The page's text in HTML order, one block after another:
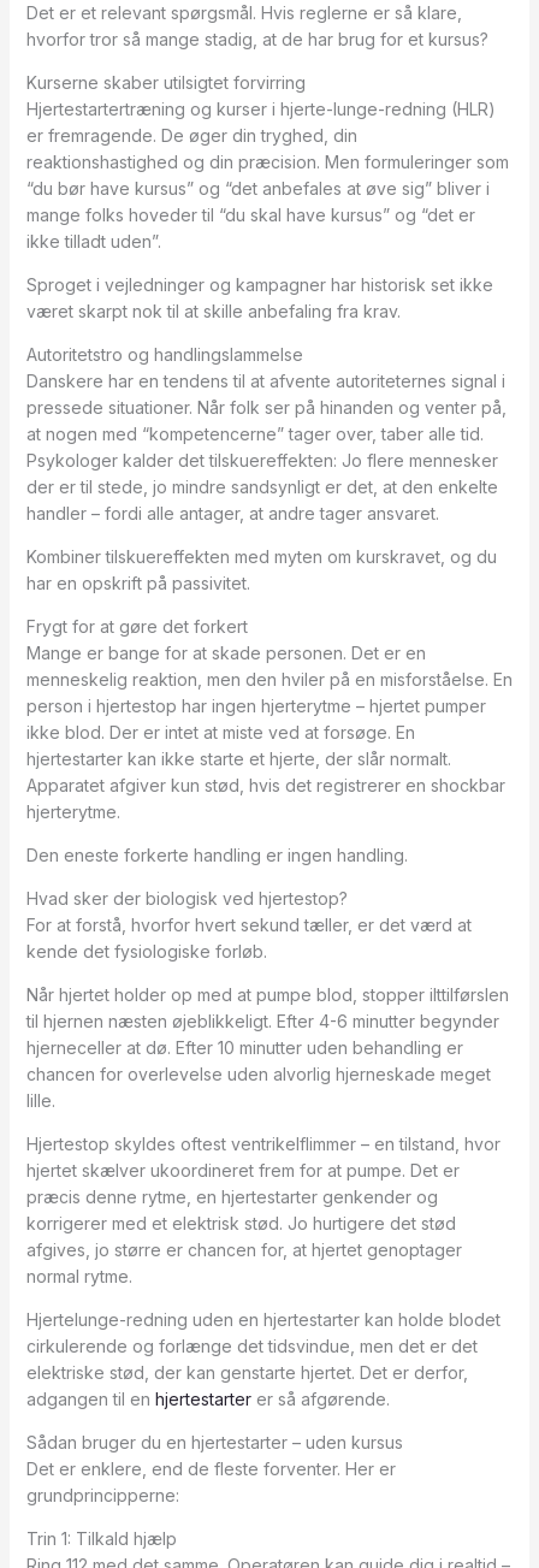
Det er et relevant spørgsmål. Hvis reglerne er så klare,
hvorfor tror så mange stadig, at de har brug for et kursus?
Kurserne skaber utilsigtet forvirring
Hjertestartertræning og kurser i hjerte-lunge-redning (HLR)
er fremragende. De øger din tryghed, din
reaktionshastighed og din præcision. Men formuleringer som
“du bør have kursus” og “det anbefales at øve sig” bliver i
mange folks hoveder til “du skal have kursus” og “det er
ikke tilladt uden”.
Sproget i vejledninger og kampagner har historisk set ikke
været skarpt nok til at skille anbefaling fra krav.
Autoritetstro og handlingslammelse
Danskere har en tendens til at afvente autoriteternes signal i
pressede situationer. Når folk ser på hinanden og venter på,
at nogen med “kompetencerne” tager over, taber alle tid.
Psykologer kalder det tilskuereffekten: Jo flere mennesker
der er til stede, jo mindre sandsynligt er det, at den enkelte
handler – fordi alle antager, at andre tager ansvaret.
Kombiner tilskuereffekten med myten om kurskravet, og du
har en opskrift på passivitet.
Frygt for at gøre det forkert
Mange er bange for at skade personen. Det er en
menneskelig reaktion, men den hviler på en misforståelse. En
person i hjertestop har ingen hjerterytme – hjertet pumper
ikke blod. Der er intet at miste ved at forsøge. En
hjertestarter kan ikke starte et hjerte, der slår normalt.
Apparatet afgiver kun stød, hvis det registrerer en shockbar
hjerterytme.
Den eneste forkerte handling er ingen handling.
Hvad sker der biologisk ved hjertestop?
For at forstå, hvorfor hvert sekund tæller, er det værd at
kende det fysiologiske forløb.
Når hjertet holder op med at pumpe blod, stopper ilttilførslen
til hjernen næsten øjeblikkeligt. Efter 4-6 minutter begynder
hjerneceller at dø. Efter 10 minutter uden behandling er
chancen for overlevelse uden alvorlig hjerneskade meget
lille.
Hjertestop skyldes oftest ventrikelflimmer – en tilstand, hvor
hjertet skælver ukoordineret frem for at pumpe. Det er
præcis denne rytme, en hjertestarter genkender og
korrigerer med et elektrisk stød. Jo hurtigere det stød
afgives, jo større er chancen for, at hjertet genoptager
normal rytme.
Hjertelunge-redning uden en hjertestarter kan holde blodet
cirkulerende og forlænge det tidsvindue, men det er det
elektriske stød, der kan genstarte hjertet. Det er derfor,
adgangen til en hjertestarterer så afgørende.
Sådan bruger du en hjertestarter – uden kursus
Det er enklere, end de fleste forventer. Her er
grundprincipperne:
Trin 1: Tilkald hjælp